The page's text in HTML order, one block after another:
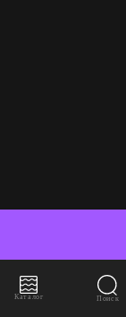
Каталог Поиск